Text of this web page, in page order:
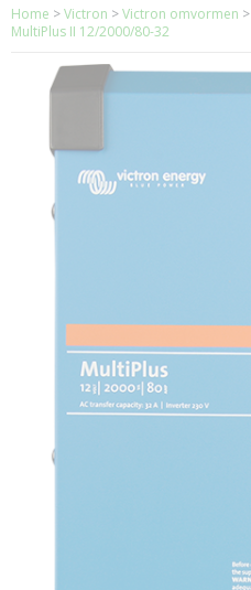
Home >Victron >Victron omvormen >
MultiPlus II 12/2000/80-32